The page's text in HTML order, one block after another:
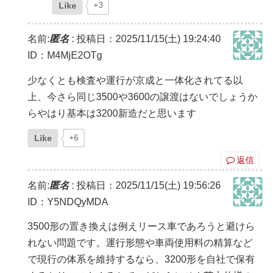
Like +3
名前:匿名: 投稿日：2025/11/15(土) 19:24:40
ID：M4MjE2OTg
少なくとも検査や運行が京成と一体化されてる以
上、今さら同じ3500や3600の譲渡はないでしょうか
らやはり基本は3200新造だと思います
Like +6
返信
名前:匿名: 投稿日：2025/11/15(土) 19:56:26
ID：Y5NDQyMDA
3500形の置き換えは例えリース車であろうと避けら
れない問題です。運行形態や車両使用料の精算など
で現行の体系を維持するなら、3200形を自社で保有